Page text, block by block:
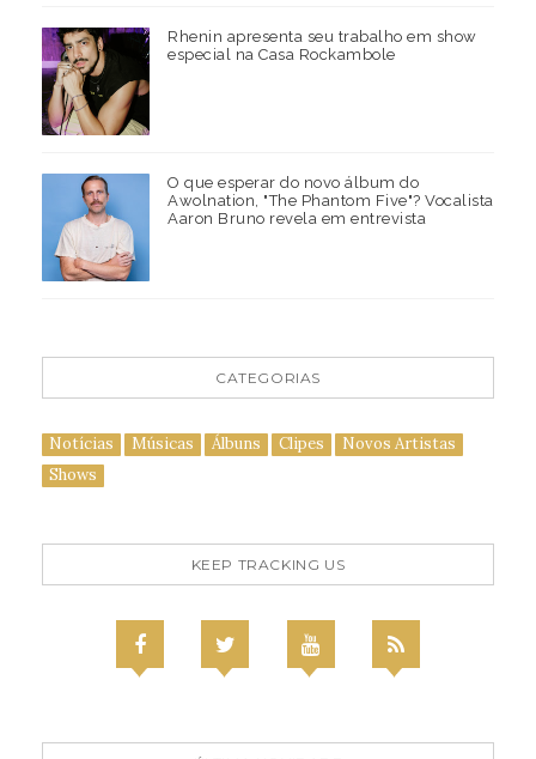
Rhenin apresenta seu trabalho em show
especial na Casa Rockambole
O que esperar do novo álbum do
Awolnation, "The Phantom Five"? Vocalista
Aaron Bruno revela em entrevista
CATEGORIAS
Notícias Músicas Álbuns Clipes
Novos Artistas
Shows
KEEP TRACKING US